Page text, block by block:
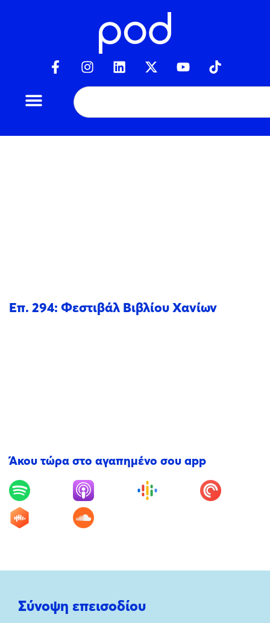
Επ. 294: Φεστιβάλ Βιβλίου Χανίων
Άκου τώρα στο αγαπημένο σου app
Σύνοψη επεισοδίου